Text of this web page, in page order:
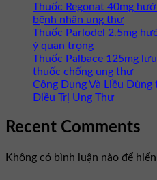
Thuốc Regonat 40mg
bệnh nhân ung thư
Thuốc Parlodel 2.5mg
ý quan trọng
Thuốc Palbace 125mg
thuốc chống ung thư
Công Dụng Và Liều
Điều Trị Ung Thư
Recent Comments
Không có bình luận nào để